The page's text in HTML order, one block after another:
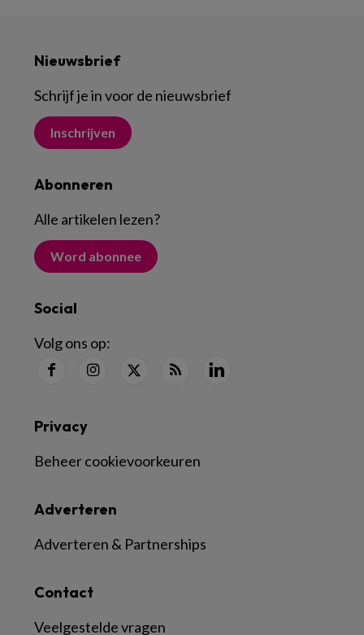
Nieuwsbrief
Schrijf je in voor de nieuwsbrief
Inschrijven
Abonneren
Alle artikelen lezen?
Word abonnee
Social
Volg ons op:
Contact
Veelgestelde vragen
Adverteren
Adverteren & Partnerships
Privacy
Beheer cookievoorkeuren